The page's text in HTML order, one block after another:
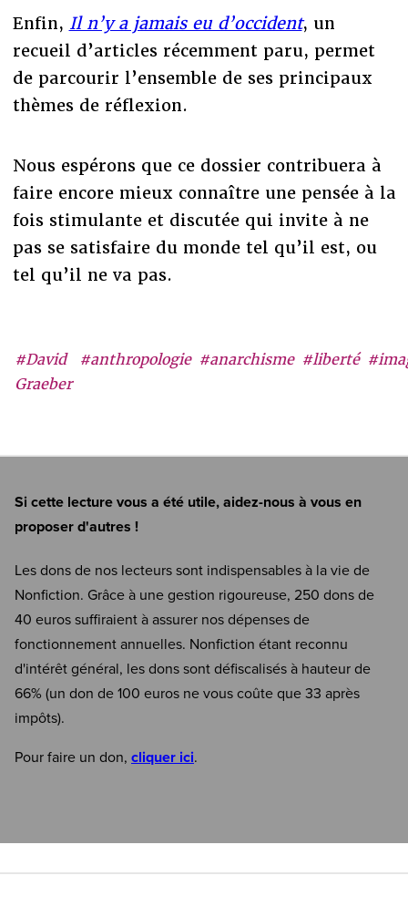
#David
Graeber
#anthropologie #anarchisme #liberté
Enfin, Il n’y a jamais eu d’occident, un
recueil d’articles récemment paru, permet
de parcourir l’ensemble de ses principaux
thèmes de réflexion.
Nous espérons que ce dossier contribuera à
faire encore mieux connaître une pensée à la
fois stimulante et discutée qui invite à ne
pas se satisfaire du monde tel qu’il est, ou
tel qu’il ne va pas.
Si cette lecture vous a été utile, aidez-nous à vous en
proposer d'autres !
Les dons de nos lecteurs sont indispensables à la vie de
Nonfiction. Grâce à une gestion rigoureuse, 250 dons de
40 euros suffiraient à assurer nos dépenses de
fonctionnement annuelles. Nonfiction étant reconnu
d'intérêt général, les dons sont défiscalisés à hauteur de
66% (un don de 100 euros ne vous coûte que 33 après
impôts).
Pour faire un don, cliquer ici.